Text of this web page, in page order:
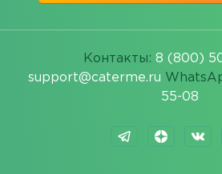
Контакты: 8 (800)
support@caterme.ru
55-08